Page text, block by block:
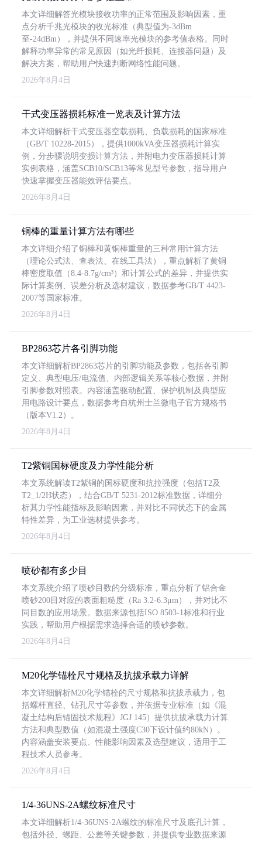
本文详细解答光模块接收功率的正常范围及影响因素，重
点分析千兆光模块的收光标准（典型值为-3dBm
至-24dBm），并提供不同速率光模块的参考值表格。同时
解释功率异常的常见原因（如光纤损耗、连接器问题）及
解决方案，帮助用户快速判断网络性能问题。
2026年8月4日
干式变压器损耗标准一览表及计算方法
本文详细解析干式变压器空载损耗、负载损耗的国家标准
（GB/T 10228-2015），提供1000kVA变压器损耗计算实
例，分步骤说明变损计算方法，并附电力变压器损耗计算
实例表格，涵盖SCB10/SCB13等常见型号参数，指导用户
快速掌握变压器能效评估要点。
2026年8月4日
铜棒的重量计算方法有哪些
本文详细介绍了铜棒和黄铜棒重量的三种常用计算方法
（理论公式法、查表法、在线工具法），重点解析了黄铜
棒密度取值（8.4-8.7g/cm³）和计算公式的差异，并提供实
际计算案例、误差分析及选材建议，数据参考GB/T 4423-
2007等国家标准。
2026年8月4日
BP2863芯片各引脚功能
本文详细解析BP2863芯片的引脚功能及参数，包括各引脚
定义、典型电压/电流值、内部逻辑关系等核心数据，并附
引脚参数对照表。内容涵盖驱动配置、保护机制及典型应
用电路设计要点，数据参考自杭州士兰微电子官方规格书
（版本V1.2）。
2026年8月4日
T2紫铜国标硬度及力学性能分析
本文系统解读T2紫铜的国标硬度和抗拉强度（包括T2及
T2_1/2H状态），结合GB/T 5231-2012标准数据，详细分
析其力学性能指标及影响因素，并对比不同状态下的金属
特性差异，为工业选材提供参考。
2026年8月4日
喷砂都有多少目
本文系统介绍了喷砂目数的分级标准，重点分析了铝合金
喷砂200目对应的表面粗糙度（Ra 3.2-6.3μm），并对比不
同目数的应用场景。数据来源包括ISO 8503-1标准和行业
实践，帮助用户根据需求选择合适的喷砂参数。
2026年8月4日
M20化学锚栓尺寸规格及抗拔承载力详解
本文详细解析M20化学锚栓的尺寸规格和抗拔承载力，包
括螺杆直径、钻孔尺寸等参数，并依据专业标准（如《混
凝土结构后锚固技术规程》JGJ 145）提供抗拔承载力计算
方法和典型数值（如混凝土强度C30下设计值约80kN）。
内容涵盖安装要点、性能影响因素及选型建议，适用于工
程技术人员参考。
2026年8月4日
1/4-36UNS-2A螺纹标准尺寸
本文详细解析1/4-36UNS-2A螺纹的标准尺寸及底孔计算，
包括外径、螺距、公差等关键参数，并提供专业数据来源